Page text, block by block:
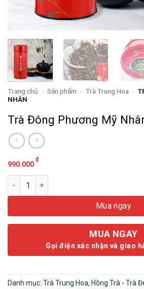
Trang chủ - Sản phẩm - Trà Trung Hoa -
NHÂN
Trà Đông Phương Mỹ
990.000
₫
Trà Đông Phương Mỹ Nhân số lượng
Mua ngay
MUA NGAY
Gọi điện xác nhận và giao
Danh mục: Trà Trung Hoa, Hồng Trà - Trà